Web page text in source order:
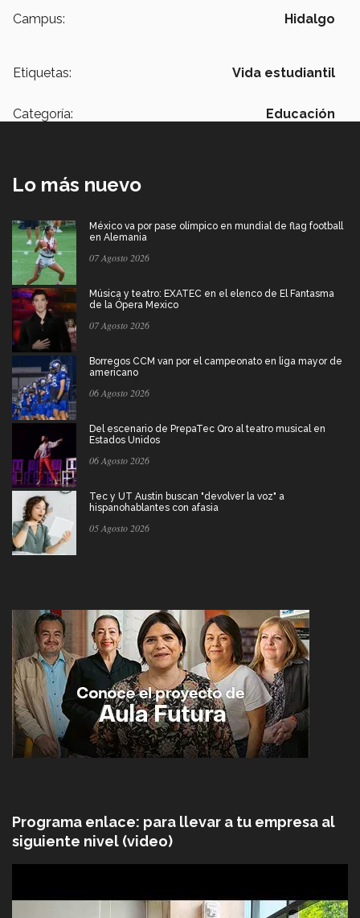
Campus: Hidalgo
Etiquetas: Vida estudiantil
Categoría: Educación
Lo más nuevo
México va por pase olímpico en mundial de flag football
en Alemania
07 Agosto 2026
Música y teatro: EXATEC en el elenco de El Fantasma
de la Ópera Mexico
07 Agosto 2026
Borregos CCM van por el campeonato en liga mayor de
americano
06 Agosto 2026
Del escenario de PrepaTec Qro al teatro musical en
Estados Unidos
06 Agosto 2026
Tec y UT Austin buscan "devolver la voz" a
hispanohablantes con afasia
05 Agosto 2026
Programa enlace: para llevar a tu empresa al
siguiente nivel (video)